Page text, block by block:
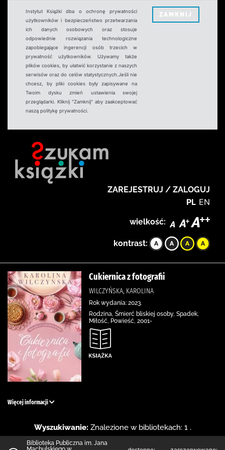
Instytut Książki dba o ochronę prywatności
użytkowników i bezpieczeństwo przetwarzania
ich danych osobowych oraz stosuje
odpowiednie rozwiązania technologiczne
zapobiegające ingerencji osób trzecich w
prywatność użytkowników. Używamy także
plików cookies, by ułatwić korzystanie z naszych
serwisów oraz do celów statystycznych.Jeśli nie
chcesz, by pliki cookies były zapisywane na
Twoim dysku zmień ustawienia swojej
przeglądarki. Kliknij "Zamknij" aby zaakceptować
naszą politykę prywatności.
ZAMKNIJ
ZAREJESTRUJ / ZALOGUJ
PL EN
wielkość:
kontrast:
Cukiernica z fotografii
WILCZYŃSKA, KAROLINA
Rok wydania: 2023.
Rodzina, Śmierć bliskiej osoby, Spadek,
Miłość, Powieść, 2001-
Więcej informacji
Wyszukiwanie: Znalezione w bibliotekach: 1 .
Biblioteka Publiczna im. Jana